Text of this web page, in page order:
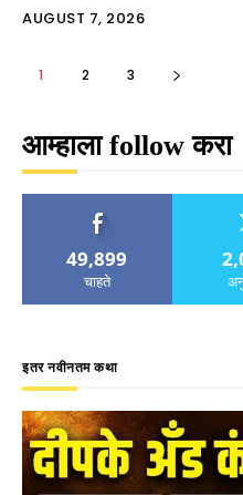
AUGUST 7, 2026
1 2 3
आम्हाला follow करा
49,899
चाहते
इतर नवीनतम कथा